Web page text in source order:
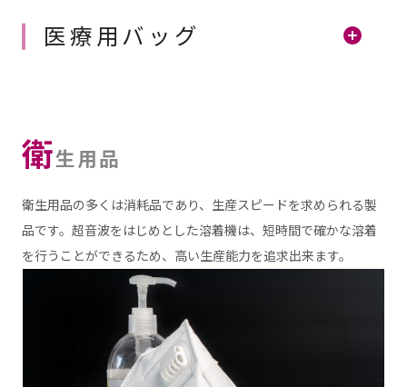
医療用バッグ
衛生用品
衛生用品の多くは消耗品であり、生産スピードを求められる製
品です。超音波をはじめとした溶着機は、短時間で確かな溶着
を行うことができるため、高い生産能力を追求出来ます。